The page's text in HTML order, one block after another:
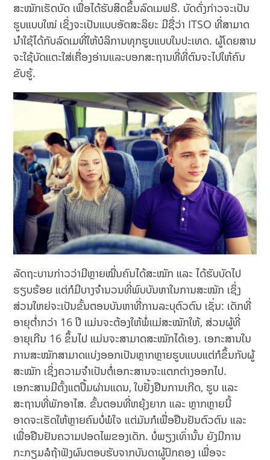
ສະໝັກເຮັດບັດ ເພື່ອໄດ້ຮັບສິດຂຶ້ນລົດເມຟຣີ. ບັດດັ່ງກ່າວຈະເປັນ
ຮູບແບບໃໝ່ ເຊິ່ງຈະເປັນແບບອັດສະລິຍະ ມີຊື່ວ່າ ITSO ທີ່ສາມາດ
ນຳໃຊ້ໄດ້ກັບລົດເມທີ່ໃຫ້ບໍລິການທຸກຮູບແບບໃນປະເທດ. ຜູ້ໂດຍສານ
ຈະໃຊ້ບັດແຕະໃສ່ເຄື່ອງອ່ານແລະບອກສະຖານທີ່ທີ່ຕົນຈະໄປໃຫ້ຄົນ
ຂັບຮູ້.
ລັດຖະບານກ່າວວ່າມີຫຼາຍໝື່ນຄົນໄດ້ສະໝັກ ແລະ ໄດ້ຮັບບັດໄປ
ຮຽບຮ້ອຍ ແຕ່ກໍມີບາງຈຳນວນທີ່ພົບບັນຫາໃນການສະໝັກ ເຊິ່ງ
ສ່ວນໃຫຍ່ຈະເປັນຂັ້ນຕອນບັນຫາທີ່ການລະບຸຕົວຕົນ ເຊັ່ນ: ເດັກທີ່
ອາຍຸຕ່ຳກວ່າ 16 ປີ ແມ່ນຈະຕ້ອງໃຫ້ພໍ່ແມ່ສະໝັກໃຫ້, ສ່ວນຜູ້ທີ່
ອາຍຸເກີນ 16 ຂຶ້ນໄປ ແມ່ນຈະສາມາດສະໝັກໄດ້ເອງ. ເອກະສານໃນ
ການສະໝັກສາມາດແບ່ງອອກເປັນຫຼາກຫຼາຍຮູບແບບແຕ່ກໍຂຶ້ນກັບຜູ້
ສະໝັກ ເຊິ່ງຄວາມຈຳເປັນຕໍ່ເອກະສານຈະແຕກຕ່າງອອກໄປ.
ເອກະສານມີຕັ້ງແຕປຶ້ມຜ່ານແດນ, ໃບຢັ້ງຢືນການເກີດ, ຮູບ ແລະ
ສະຖານທີ່ພັກອາໄສ. ຂັ້ນຕອນທີ່ຫຍຸ້ງຍາກ ແລະ ຫຼາກຫຼາຍນີ້
ອາດຈະເຮັດໃຫ້ຫຼາຍຄົນບໍ່ພໍໃຈ ແຕ່ມັນກໍເພື່ອຢືນຢັນຕົວຕົນ ແລະ
ເພື່ອຢືນຢັນຄວາມປອດໄພຂອງເດັກ. ບໍ່ພຽງເທົ່ານັ້ນ ຍັງມີການ
ກະກຽມລໍຖ້າຟັງຜົນຕອບຮັບຈາກບັນດາຜູ້ປົກຄອງ ເພື່ອຈະ